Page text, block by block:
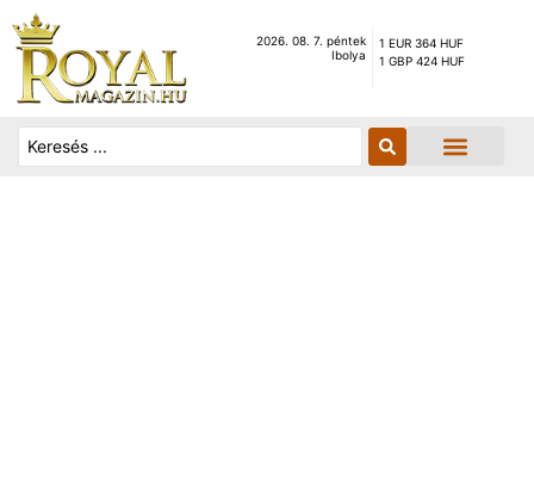
2026. 08. 7. péntek
Ibolya
1 EUR 364 HUF
1 GBP 424 HUF